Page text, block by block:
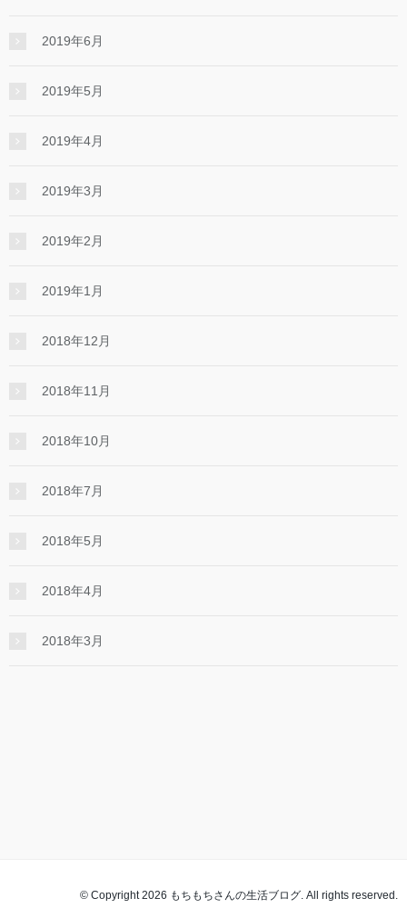
2019年6月
2019年5月
2019年4月
2019年3月
2019年2月
2019年1月
2018年12月
2018年11月
2018年10月
2018年7月
2018年5月
2018年4月
2018年3月
© Copyright 2026 もちもちさんの生活ブログ. All rights reserved.